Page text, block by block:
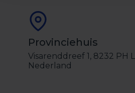
Provinciehuis
Visarenddreef 1, 8232 PH
Nederland